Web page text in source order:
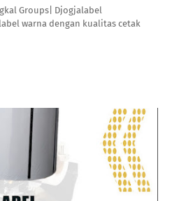
Groups| Djogjalabel
warna dengan kualitas cetak